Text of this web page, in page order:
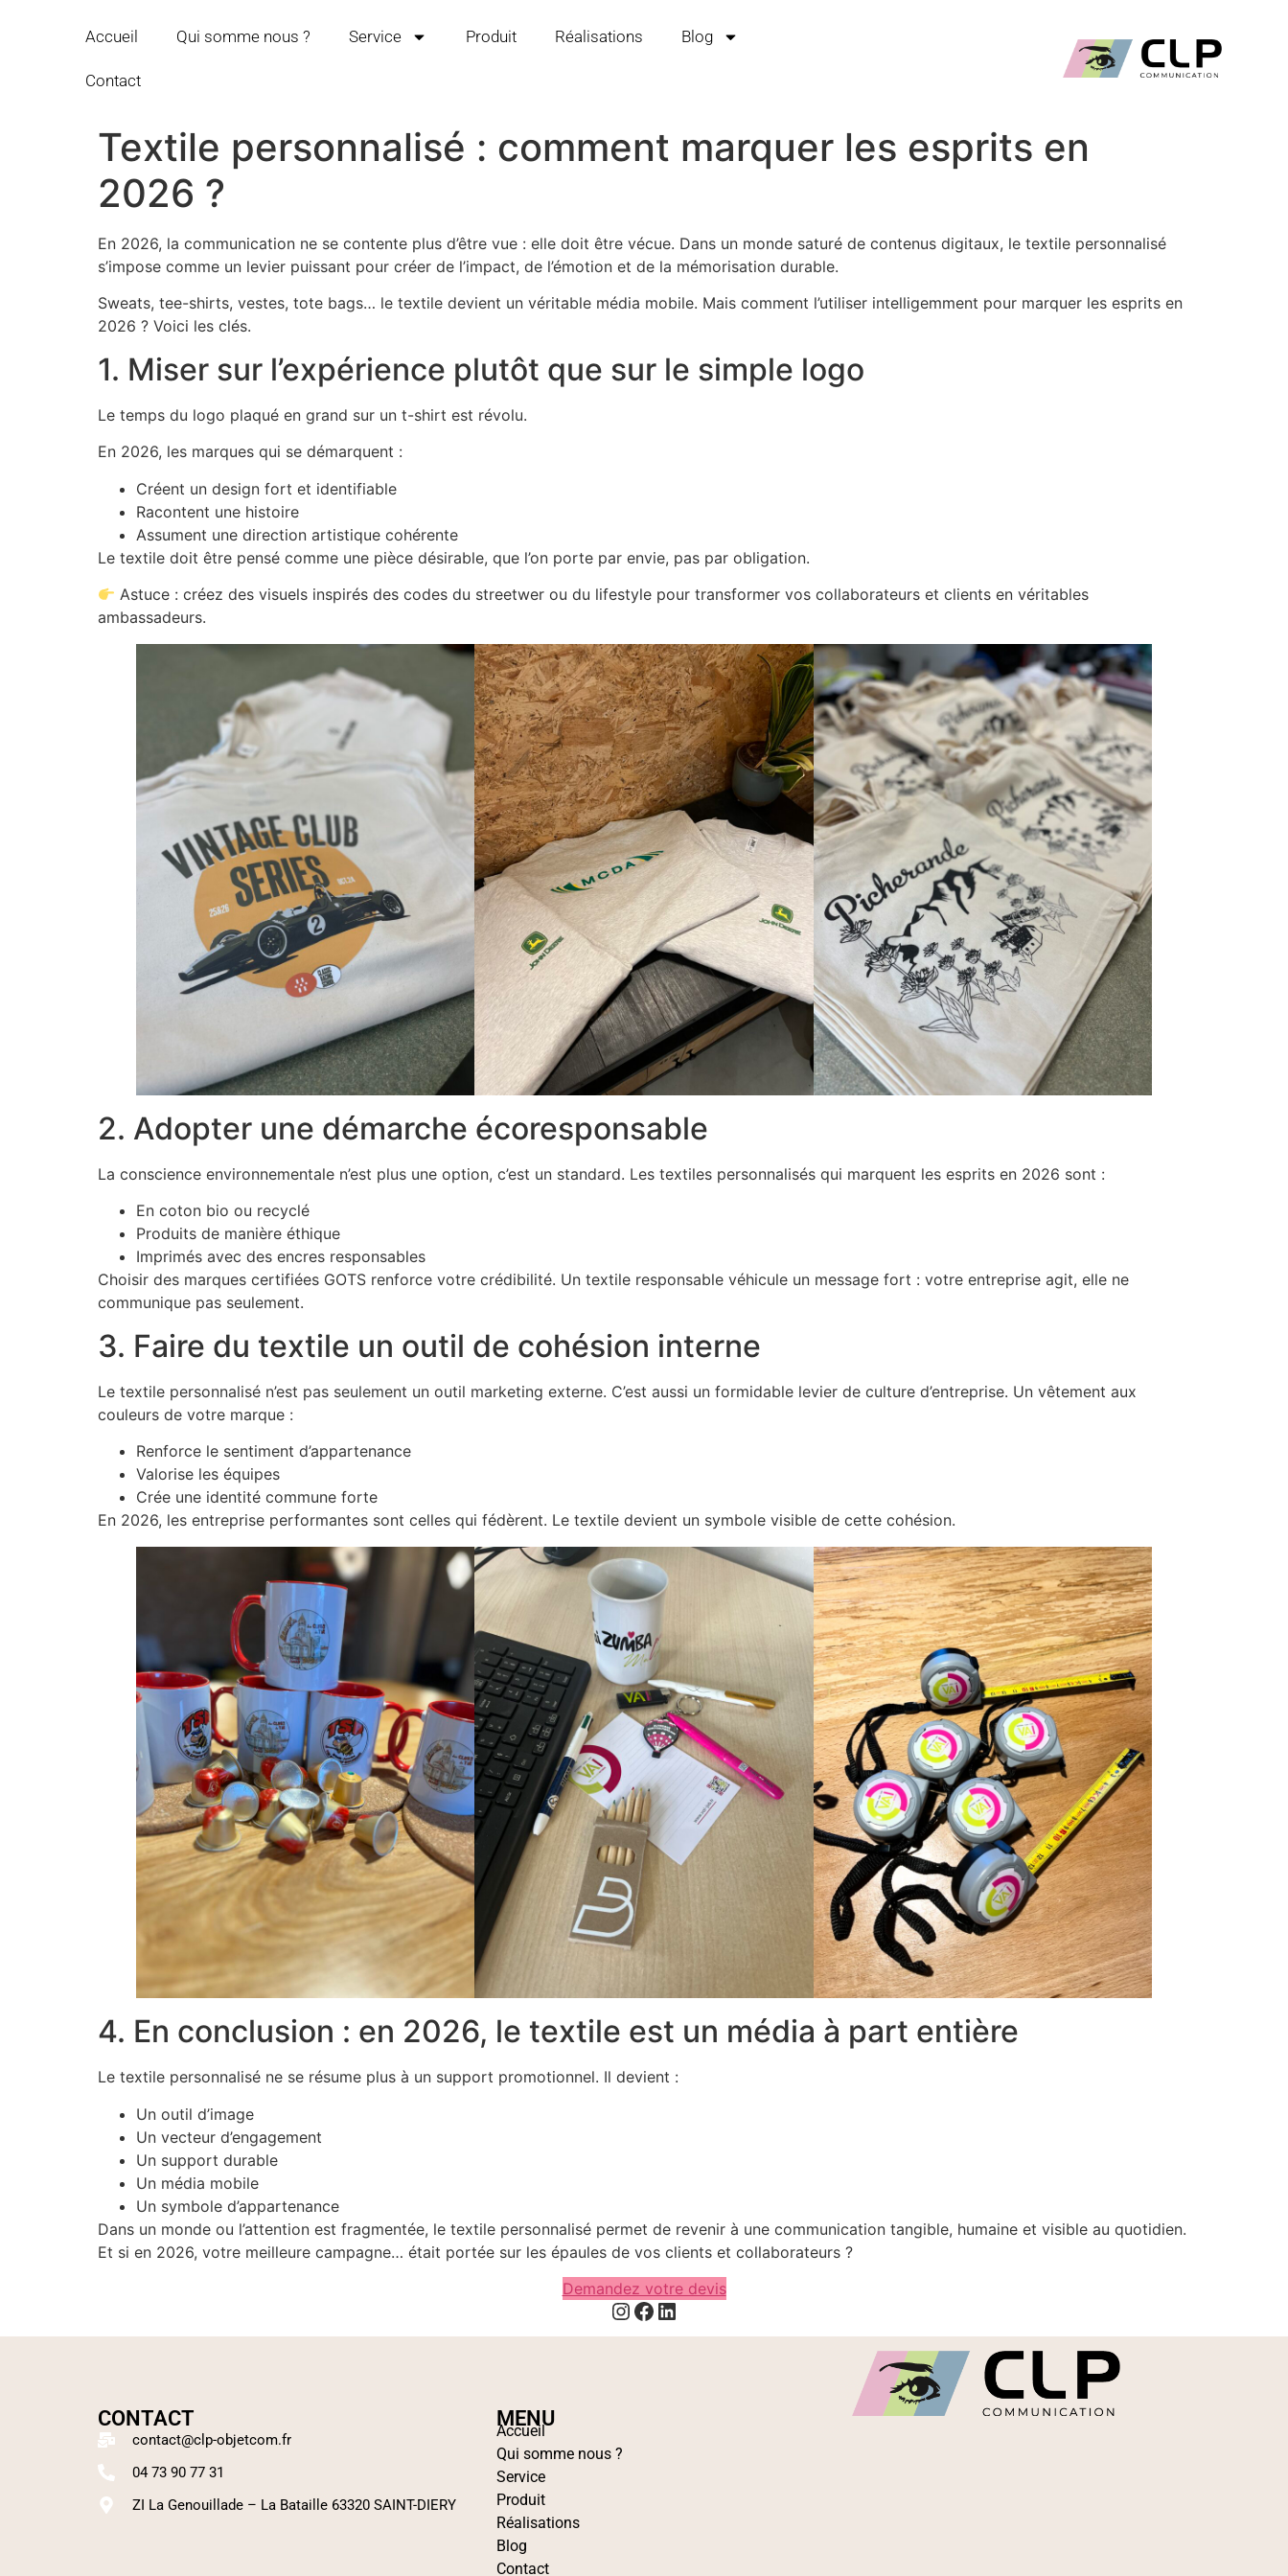
Accueil Qui somme nous ? Service Produit Réalisations Blog
Contact
Textile personnalisé : comment marquer les esprits en
2026 ?
En 2026, la communication ne se contente plus d’être vue : elle doit être vécue. Dans un monde saturé de contenus digitaux, le textile personnalisé
s’impose comme un levier puissant pour créer de l’impact, de l’émotion et de la mémorisation durable.
Sweats, tee-shirts, vestes, tote bags… le textile devient un véritable média mobile. Mais comment l’utiliser intelligemment pour marquer les esprits en
2026 ? Voici les clés.
1. Miser sur l’expérience plutôt que sur le simple logo
Le temps du logo plaqué en grand sur un t-shirt est révolu.
En 2026, les marques qui se démarquent :
Créent un design fort et identifiable
Racontent une histoire
Assument une direction artistique cohérente
Le textile doit être pensé comme une pièce désirable, que l’on porte par envie, pas par obligation.
Astuce : créez des visuels inspirés des codes du streetwer ou du lifestyle pour transformer vos collaborateurs et clients en véritables
ambassadeurs.
2. Adopter une démarche écoresponsable
La conscience environnementale n’est plus une option, c’est un standard. Les textiles personnalisés qui marquent les esprits en 2026 sont :
En coton bio ou recyclé
Produits de manière éthique
Imprimés avec des encres responsables
Choisir des marques certifiées GOTS renforce votre crédibilité. Un textile responsable véhicule un message fort : votre entreprise agit, elle ne
communique pas seulement.
3. Faire du textile un outil de cohésion interne
Le textile personnalisé n’est pas seulement un outil marketing externe. C’est aussi un formidable levier de culture d’entreprise. Un vêtement aux
couleurs de votre marque :
Renforce le sentiment d’appartenance
Valorise les équipes
Crée une identité commune forte
En 2026, les entreprise performantes sont celles qui fédèrent. Le textile devient un symbole visible de cette cohésion.
4. En conclusion : en 2026, le textile est un média à part entière
Le textile personnalisé ne se résume plus à un support promotionnel. Il devient :
Un outil d’image
Un vecteur d’engagement
Un support durable
Un média mobile
Un symbole d’appartenance
Dans un monde ou l’attention est fragmentée, le textile personnalisé permet de revenir à une communication tangible, humaine et visible au quotidien.
Et si en 2026, votre meilleure campagne… était portée sur les épaules de vos clients et collaborateurs ?
Demandez votre devis
MENU
Accueil
Qui somme nous ?
Service
Produit
Réalisations
Blog
Contact
CONTACT
contact@clp-objetcom.fr
04 73 90 77 31
ZI La Genouillade – La Bataille 63320 SAINT-DIERY